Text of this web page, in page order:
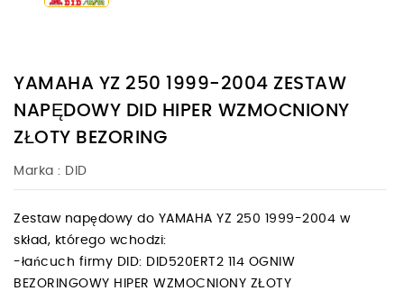
YAMAHA YZ 250 1999-2004 ZESTAW
NAPĘDOWY DID HIPER WZMOCNIONY
ZŁOTY BEZORING
Marka : DID
Zestaw napędowy do YAMAHA YZ 250 1999-2004 w
skład, którego wchodzi:
-łańcuch firmy DID: DID520ERT2 114 OGNIW
BEZORINGOWY HIPER WZMOCNIONY ZŁOTY